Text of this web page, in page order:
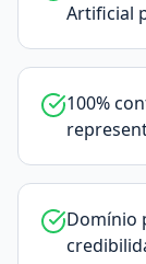
Artificial
100%
Domínio